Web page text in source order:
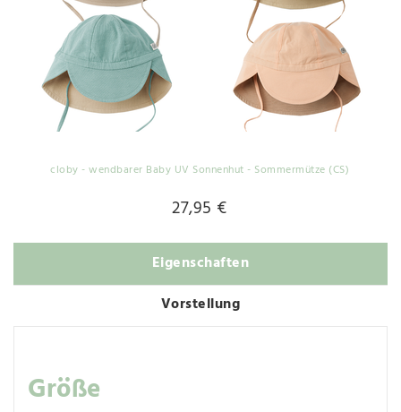
cloby - wendbarer Baby UV Sonnenhut - Sommermütze (CS)
27,95 €
Eigenschaften
Vorstellung
Größe